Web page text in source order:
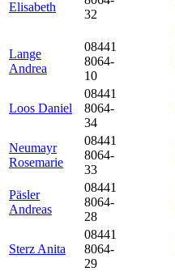
Elisabeth
32
Lange
Andrea
08441
8064-
10
Loos Daniel
08441
8064-
34
Neumayr
Rosemarie
08441
8064-
33
Päsler
Andreas
08441
8064-
28
Sterz Anita
08441
8064-
29